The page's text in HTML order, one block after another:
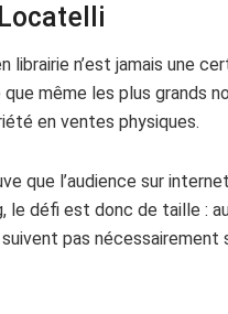
librairie n’est jamais une
même les plus grands
en ventes physiques.
que l’audience sur
défi est donc de taille :
pas nécessairement